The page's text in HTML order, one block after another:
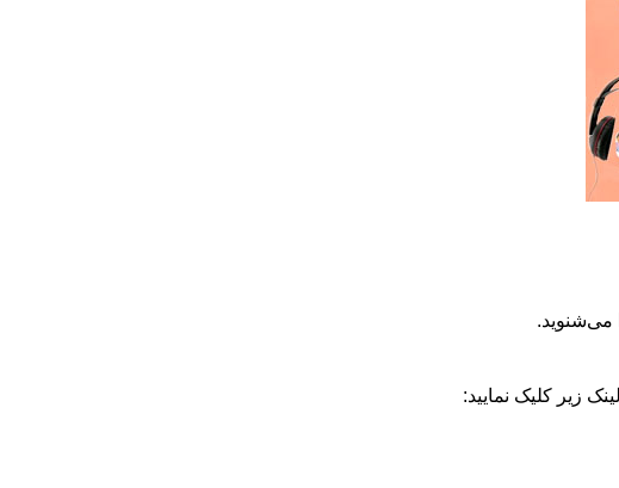
می‌شنوید.
زیر کلیک نمایید: